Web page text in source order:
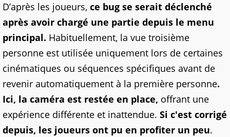
D’après les joueurs, ce bug se serait déclenché
après avoir chargé une partie depuis le menu
principal. Habituellement, la vue troisième
personne est utilisée uniquement lors de certaines
cinématiques ou séquences spécifiques avant de
revenir automatiquement à la première personne.
Ici, la caméra est restée en place, offrant une
expérience différente et inattendue. Si c'est corrigé
depuis, les joueurs ont pu en profiter un peu.